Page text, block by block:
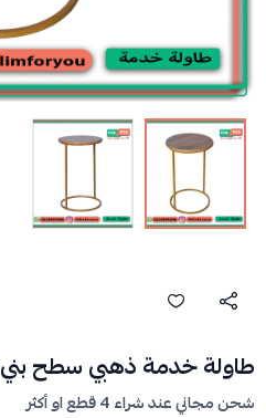
طاولة خدمة ذهبي سطح بنيAB
شحن مجاني عند شراء 4 قطع او أكثر